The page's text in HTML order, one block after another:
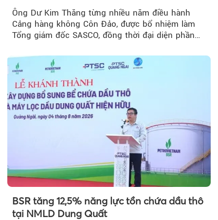
Ông Dư Kim Thăng từng nhiều năm điều hành
Cảng hàng không Côn Đảo, được bổ nhiệm làm
Tổng giám đốc SASCO, đồng thời đại diện phần
BSR tăng 12,5% năng lực tồn chứa dầu thô
tại NMLD Dung Quất